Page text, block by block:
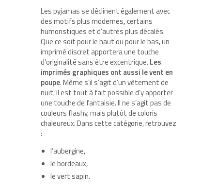
Les pyjamas se déclinent également avec
des motifs plus modernes,certains
humoristiques et d’autres plus décalés.
Que ce soit pour le haut ou pour le bas, un
imprimé discret apportera une touche
d’originalité sans être excentrique. Les
imprimés graphiques ont aussi le vent en
poupe. Même s’il s’agit d’un vêtement de
nuit, il est tout à fait possible d’y apporter
une touche de fantaisie. Il ne s’agit pas de
couleurs flashy, mais plutôt de coloris
chaleureux. Dans cette catégorie, retrouvez
:
l’aubergine,
le bordeaux,
le vert sapin.